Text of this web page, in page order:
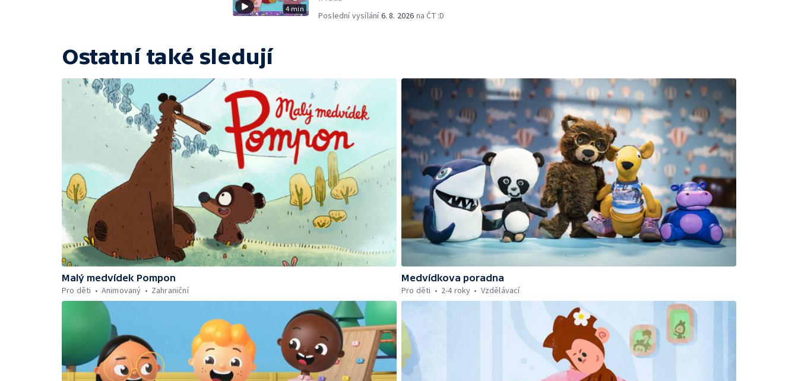
4 min
Poslední vysílání6. 8. 2026 na ČT :D
Ostatní také sledují
Malý medvídek Pompon
Pro děti
Animovaný Zahraniční
Medvídkova poradna
Pro děti
2-4 roky Vzdělávací